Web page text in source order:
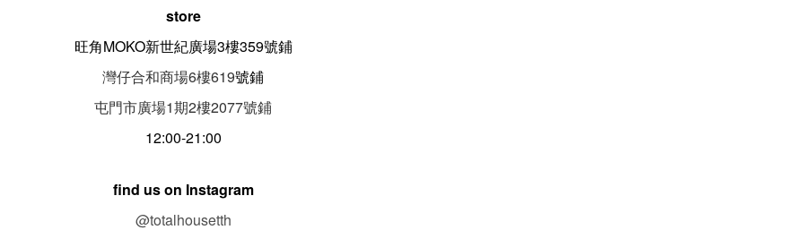
store
旺角MOKO新世紀廣場3樓359號鋪
灣仔合和商場6樓619號鋪
屯門市廣場1期2樓2077號鋪
12:00-21:00
find us on Instagram
@totalhousetth